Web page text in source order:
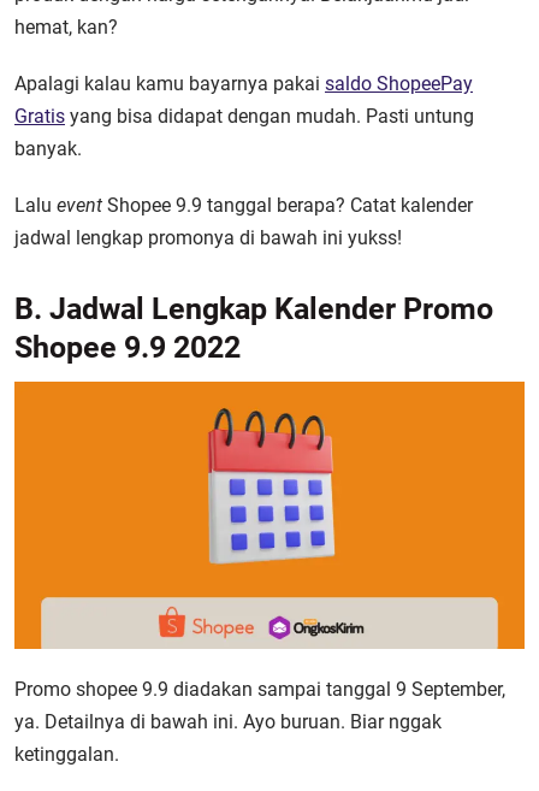
hemat, kan?
Apalagi kalau kamu bayarnya pakai saldo ShopeePay
Gratis yang bisa didapat dengan mudah. Pasti untung
banyak.
Lalu event Shopee 9.9 tanggal berapa? Catat kalender
jadwal lengkap promonya di bawah ini yukss!
B. Jadwal Lengkap Kalender Promo
Shopee 9.9 2022
Promo shopee 9.9 diadakan sampai tanggal 9 September,
ya. Detailnya di bawah ini. Ayo buruan. Biar nggak
ketinggalan.